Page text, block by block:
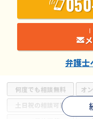
何度でも相談無料 オ
土日祝の相談可能
弁護士